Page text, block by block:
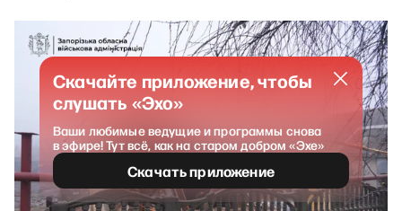
Скачайте приложение, чтобы
слушать «Эхо»
Ваши любимые ведущие и программы снова
в эфире! Тут всё, как на старом добром «Эхе»
Скачать приложение